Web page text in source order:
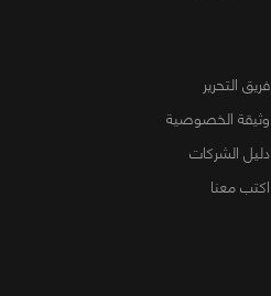
فريق التحرير
وثيقة الخصوصية
دليل الشركات
اكتب معنا